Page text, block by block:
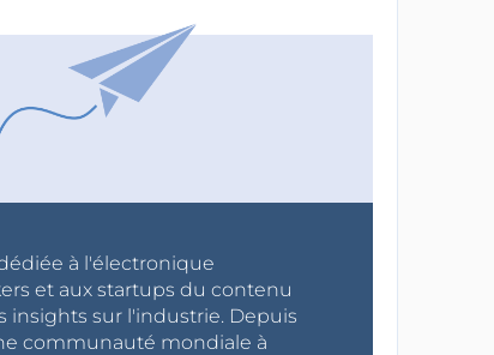
à l'électronique
et aux startups du contenu
insights sur l'industrie. Depuis
communauté mondiale à